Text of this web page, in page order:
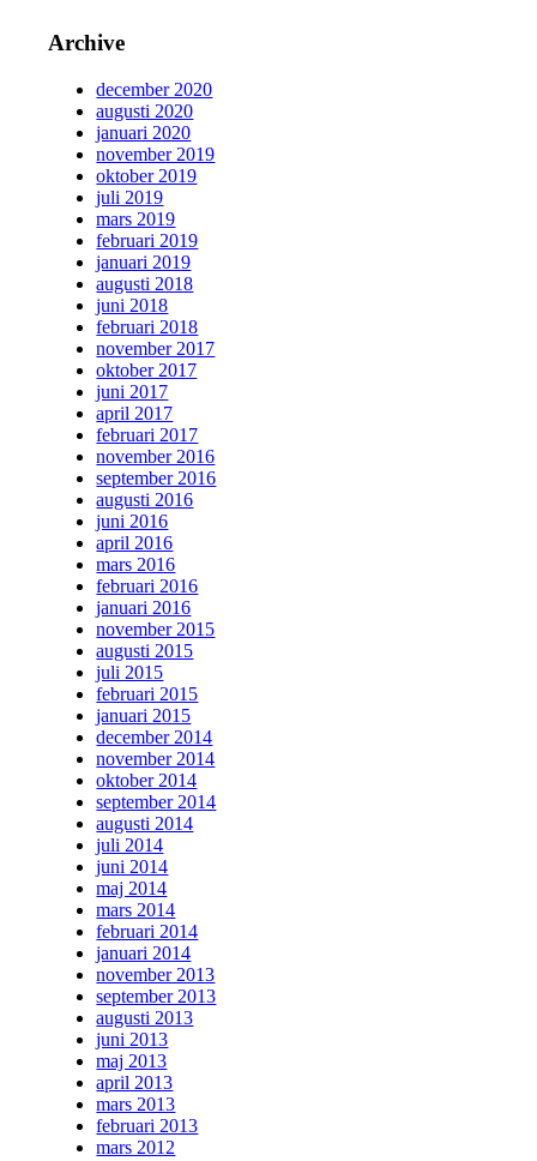
Archive
december 2020
augusti 2020
januari 2020
november 2019
oktober 2019
juli 2019
mars 2019
februari 2019
januari 2019
augusti 2018
juni 2018
februari 2018
november 2017
oktober 2017
juni 2017
april 2017
februari 2017
november 2016
september 2016
augusti 2016
juni 2016
april 2016
mars 2016
februari 2016
januari 2016
november 2015
augusti 2015
juli 2015
februari 2015
januari 2015
december 2014
november 2014
oktober 2014
september 2014
augusti 2014
juli 2014
juni 2014
maj 2014
mars 2014
februari 2014
januari 2014
november 2013
september 2013
augusti 2013
juni 2013
maj 2013
april 2013
mars 2013
februari 2013
mars 2012